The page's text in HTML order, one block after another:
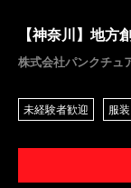
【神奈川】地方
株式会社パンクチュ
未経験者歓迎 服